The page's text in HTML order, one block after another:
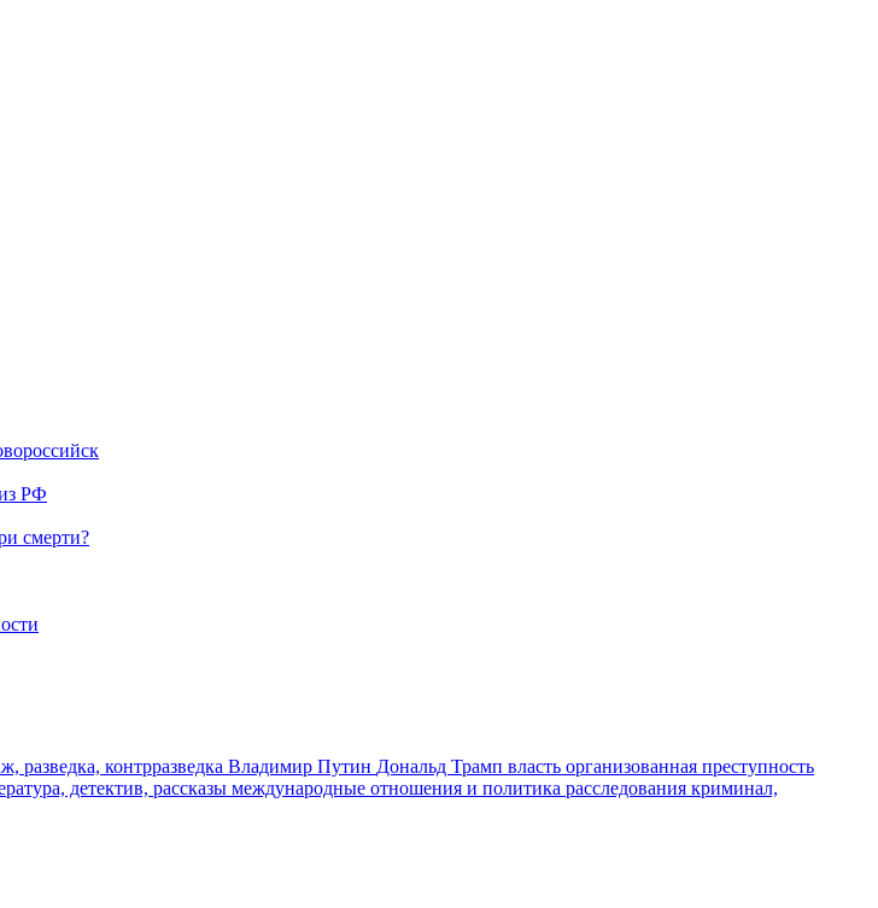
РФ
смерти?
разведка, контрразведка Владимир Путин Дональд Трамп власть организованная преступность
детектив, рассказы международные отношения и политика расследования криминал,